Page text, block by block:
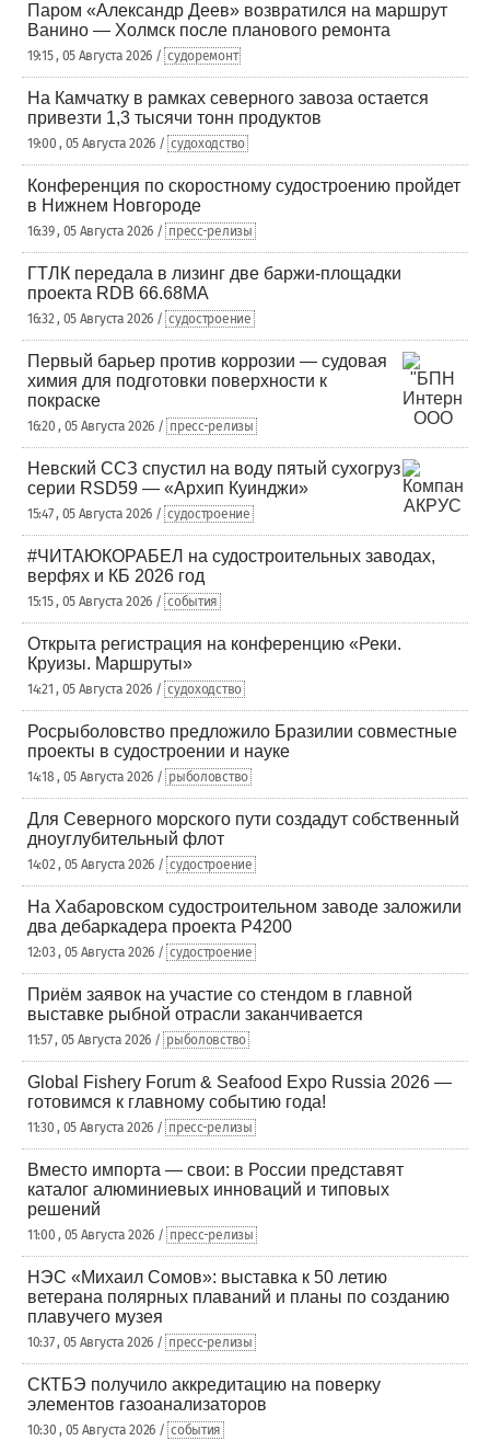
Паром «Александр Деев» возвратился на маршрут
Ванино — Холмск после планового ремонта
19:15 , 05 Августа 2026 / судоремонт
На Камчатку в рамках северного завоза остается
привезти 1,3 тысячи тонн продуктов
19:00 , 05 Августа 2026 / судоходство
Конференция по скоростному судостроению пройдет
в Нижнем Новгороде
16:39 , 05 Августа 2026 / пресс-релизы
ГТЛК передала в лизинг две баржи-площадки
проекта RDB 66.68МА
16:32 , 05 Августа 2026 / судостроение
Первый барьер против коррозии — судовая
химия для подготовки поверхности к
покраске
16:20 , 05 Августа 2026 / пресс-релизы
Невский ССЗ спустил на воду пятый сухогруз
серии RSD59 — «Архип Куинджи»
15:47 , 05 Августа 2026 / судостроение
#ЧИТАЮКОРАБЕЛ на судостроительных заводах,
верфях и КБ 2026 год
15:15 , 05 Августа 2026 / события
Открыта регистрация на конференцию «Реки.
Круизы. Маршруты»
14:21 , 05 Августа 2026 / судоходство
Росрыболовство предложило Бразилии совместные
проекты в судостроении и науке
14:18 , 05 Августа 2026 / рыболовство
Для Северного морского пути создадут собственный
дноуглубительный флот
14:02 , 05 Августа 2026 / судостроение
На Хабаровском судостроительном заводе заложили
два дебаркадера проекта Р4200
12:03 , 05 Августа 2026 / судостроение
Приём заявок на участие со стендом в главной
выставке рыбной отрасли заканчивается
11:57 , 05 Августа 2026 / рыболовство
Global Fishery Forum & Seafood Expo Russia 2026 —
готовимся к главному событию года!
11:30 , 05 Августа 2026 / пресс-релизы
Вместо импорта — свои: в России представят
каталог алюминиевых инноваций и типовых
решений
11:00 , 05 Августа 2026 / пресс-релизы
НЭС «Михаил Сомов»: выставка к 50 летию
ветерана полярных плаваний и планы по созданию
плавучего музея
10:37 , 05 Августа 2026 / пресс-релизы
СКТБЭ получило аккредитацию на поверку
элементов газоанализаторов
10:30 , 05 Августа 2026 / события